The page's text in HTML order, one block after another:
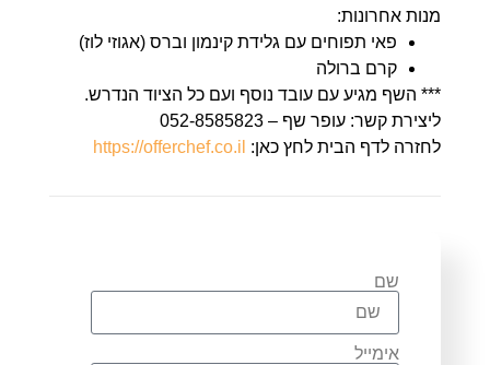
מנות אחרונות:
פאי תפוחים עם גלידת קינמון וברס (אגוזי לוז)
קרם ברולה
*** השף מגיע עם עובד נוסף ועם כל הציוד הנדרש.
ליצירת קשר: עופר שף – 052-8585823
לחזרה לדף הבית לחץ כאן: https://offerchef.co.il
שם
אימייל